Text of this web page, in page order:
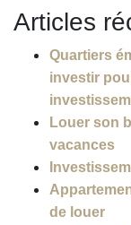
Articles
Quartiers
investir
Louer son
vacances
de louer